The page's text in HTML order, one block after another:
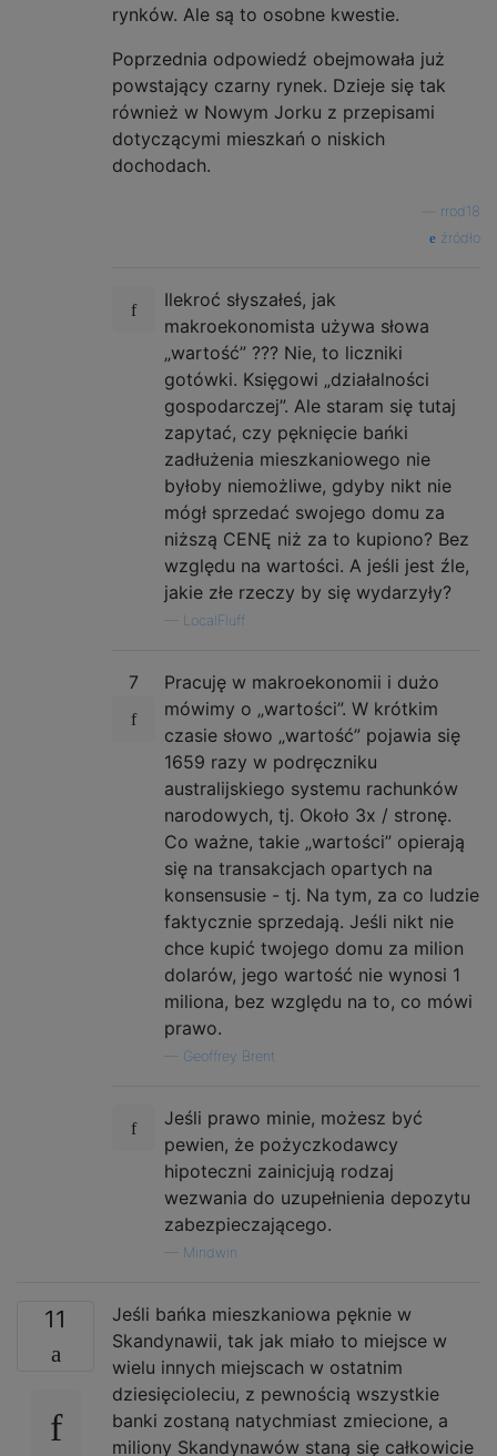
rynków. Ale są to osobne kwestie.
Poprzednia odpowiedź obejmowała już
powstający czarny rynek. Dzieje się tak
również w Nowym Jorku z przepisami
dotyczącymi mieszkań o niskich
dochodach.
rrod18
źródło
Ilekroć słyszałeś, jak
makroekonomista używa słowa
„wartość” ??? Nie, to liczniki
gotówki. Księgowi „działalności
gospodarczej”. Ale staram się tutaj
zapytać, czy pęknięcie bańki
zadłużenia mieszkaniowego nie
byłoby niemożliwe, gdyby nikt nie
mógł sprzedać swojego domu za
niższą CENĘ niż za to kupiono? Bez
względu na wartości. A jeśli jest źle,
jakie złe rzeczy by się wydarzyły?
LocalFluff
7
Pracuję w makroekonomii i dużo
mówimy o „wartości”. W krótkim
czasie słowo „wartość” pojawia się
1659 razy w podręczniku
australijskiego systemu rachunków
narodowych, tj. Około 3x / stronę.
Co ważne, takie „wartości” opierają
się na transakcjach opartych na
konsensusie - tj. Na tym, za co ludzie
faktycznie sprzedają. Jeśli nikt nie
chce kupić twojego domu za milion
dolarów, jego wartość nie wynosi 1
miliona, bez względu na to, co mówi
prawo.
Geoffrey Brent
Jeśli prawo minie, możesz być
pewien, że pożyczkodawcy
hipoteczni zainicjują rodzaj
wezwania do uzupełnienia depozytu
zabezpieczającego.
Mindwin
11
Jeśli bańka mieszkaniowa pęknie w
Skandynawii, tak jak miało to miejsce w
wielu innych miejscach w ostatnim
dziesięcioleciu, z pewnością wszystkie
banki zostaną natychmiast zmiecione, a
miliony Skandynawów staną się całkowicie